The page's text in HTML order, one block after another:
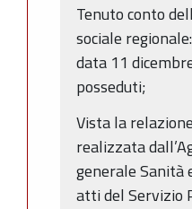
Tenuto conto
sociale
data 11
posseduti;
Vista la
realizzata
generale
atti del Servizio